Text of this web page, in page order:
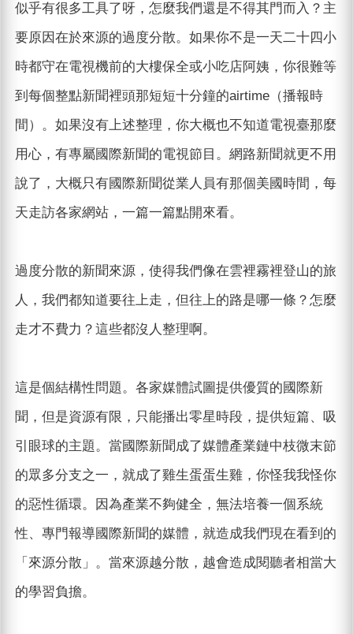
似乎有很多工具了呀，怎麼我們還是不得其門而入？主
要原因在於來源的過度分散。如果你不是一天二十四小
時都守在電視機前的大樓保全或小吃店阿姨，你很難等
到每個整點新聞裡頭那短短十分鐘的airtime（播報時
間）。如果沒有上述整理，你大概也不知道電視臺那麼
用心，有專屬國際新聞的電視節目。網路新聞就更不用
說了，大概只有國際新聞從業人員有那個美國時間，每
天走訪各家網站，一篇一篇點開來看。
過度分散的新聞來源，使得我們像在雲裡霧裡登山的旅
人，我們都知道要往上走，但往上的路是哪一條？怎麼
走才不費力？這些都沒人整理啊。
這是個結構性問題。各家媒體試圖提供優質的國際新
聞，但是資源有限，只能播出零星時段，提供短篇、吸
引眼球的主題。當國際新聞成了媒體產業鏈中枝微末節
的眾多分支之一，就成了雞生蛋蛋生雞，你怪我我怪你
的惡性循環。因為產業不夠健全，無法培養一個系統
性、專門報導國際新聞的媒體，就造成我們現在看到的
「來源分散」。當來源越分散，越會造成閱聽者相當大
的學習負擔。